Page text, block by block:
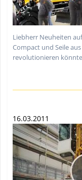
Liebherr Neuheiten
Compact und Seile
revolutionieren
16.03.2011